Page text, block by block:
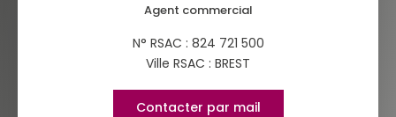
Agent commercial
N° RSAC : 824 721 500
Ville RSAC : BREST
Contacter par mail